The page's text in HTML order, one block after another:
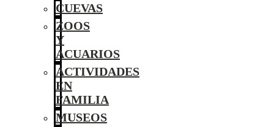
CUEVAS
ZOOS
Y
ACUARIOS
ACTIVIDADES
EN
FAMILIA
MUSEOS